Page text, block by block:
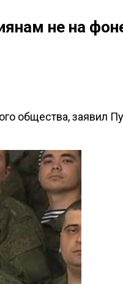
не на
общества, заявил